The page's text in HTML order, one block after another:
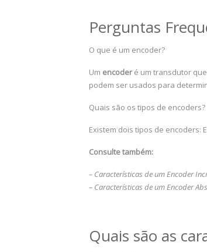
Perguntas
O que é um encoder?
Um encoderé um transdutor
podem ser usados para
Quais são os tipos de encoders?
Existem dois tipos de encoders:
Consulte também:
– Características de um Encoder
– Características de um Encoder
Quais são as